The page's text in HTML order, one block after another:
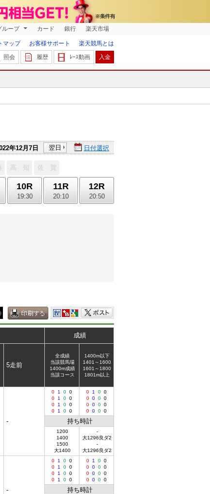
ループ カード 銀行 楽天市場
マップ お客様サポート
楽天競馬とは
照会 履歴 ﾚｰｽ動画 入金
年12月7日 翌日 日付選択
高 知
佐 賀
10R
19:30
11R
20:10
12R
20:50
成績
5走前
全成績
当該競馬場
1400m成績
当該コース
1400m以下
1401～1600
1601～1800
1801m以上
-
0 1 0 0
0
1 0 0
0
1 0 0
0
1 0 0
0 1 0 0
0 0 0 0
0 0 0 0
0 0 0 0
持ち時計
1200
1400
1500
大1400
-
大1296良ダ2
-
大1296良ダ2
-
0 1 0 0
0
1 0 0
0
1 0 0
0
1 0 0
0 1 0 0
0 0 0 0
0 0 0 0
0 0 0 0
持ち時計